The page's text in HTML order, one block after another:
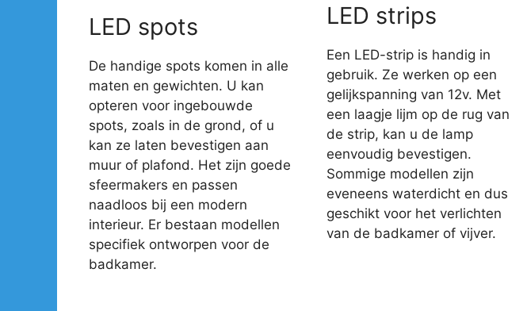
LED spots
De handige spots komen in alle
maten en gewichten. U kan
opteren voor ingebouwde
spots, zoals in de grond, of u
kan ze laten bevestigen aan
muur of plafond. Het zijn goede
sfeermakers en passen
naadloos bij een modern
interieur. Er bestaan modellen
specifiek ontworpen voor de
badkamer.
LED strips
Een LED-strip is handig in
gebruik. Ze werken op een
gelijkspanning van 12v. Met
een laagje lijm op de rug van
de strip, kan u de lamp
eenvoudig bevestigen.
Sommige modellen zijn
eveneens waterdicht en dus
geschikt voor het verlichten
van de badkamer of vijver.